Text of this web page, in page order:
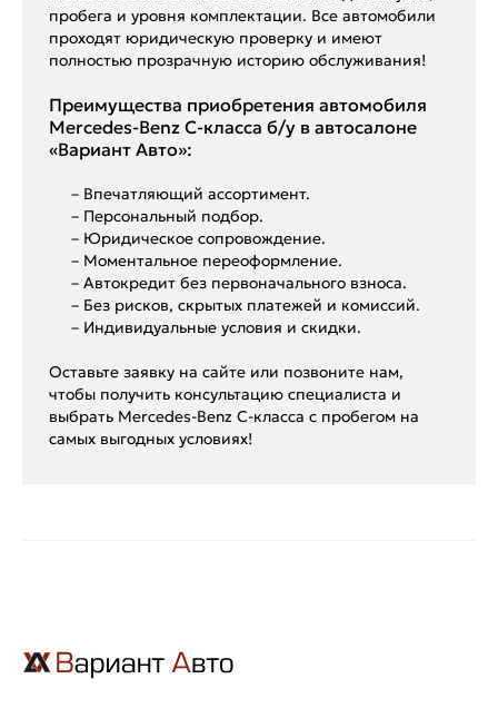
пробега и уровня комплектации. Все автомобили
проходят юридическую проверку и имеют
полностью прозрачную историю обслуживания!
Преимущества приобретения автомобиля
Mercedes-Benz C-класса б/у в автосалоне
«Вариант Авто»:
– Впечатляющий ассортимент.
– Персональный подбор.
– Юридическое сопровождение.
– Моментальное переоформление.
– Автокредит без первоначального взноса.
– Без рисков, скрытых платежей и комиссий.
– Индивидуальные условия и скидки.
Оставьте заявку на сайте или позвоните нам,
чтобы получить консультацию специалиста и
выбрать Mercedes-Benz C-класса с пробегом на
самых выгодных условиях!